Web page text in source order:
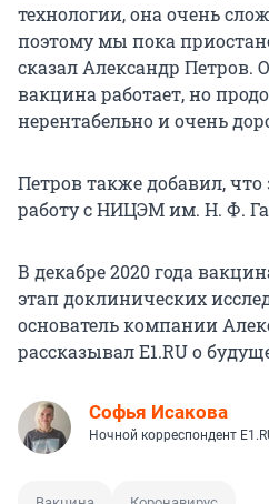
технологии, она очень
поэтому мы пока
сказал Александр Петров.
вакцина работает, но
нерентабельно и очень
Петров также добавил, что
работу с НИЦЭМ им. Н. Ф.
В декабре 2020 года
этап доклинических
основатель компании
рассказывал E1.RU о
Софья Исакова
Ночной корреспондент